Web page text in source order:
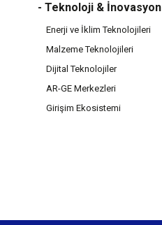
- Teknoloji & İnovasyon
Enerji ve İklim Teknolojileri
Malzeme Teknolojileri
Dijital Teknolojiler
AR-GE Merkezleri
Girişim Ekosistemi